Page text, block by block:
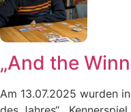
„And the
Am 13.07.2025 wurden